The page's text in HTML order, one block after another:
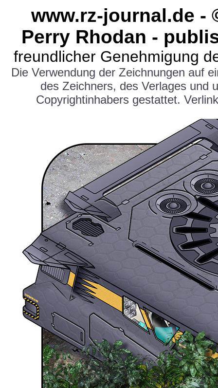
www.rz-journal.de -
Perry Rhodan -
freundlicher Genehmigung
Die Verwendung der Zeichnungen auf
des Zeichners, des Verlages und
Copyrightinhabers gestattet.